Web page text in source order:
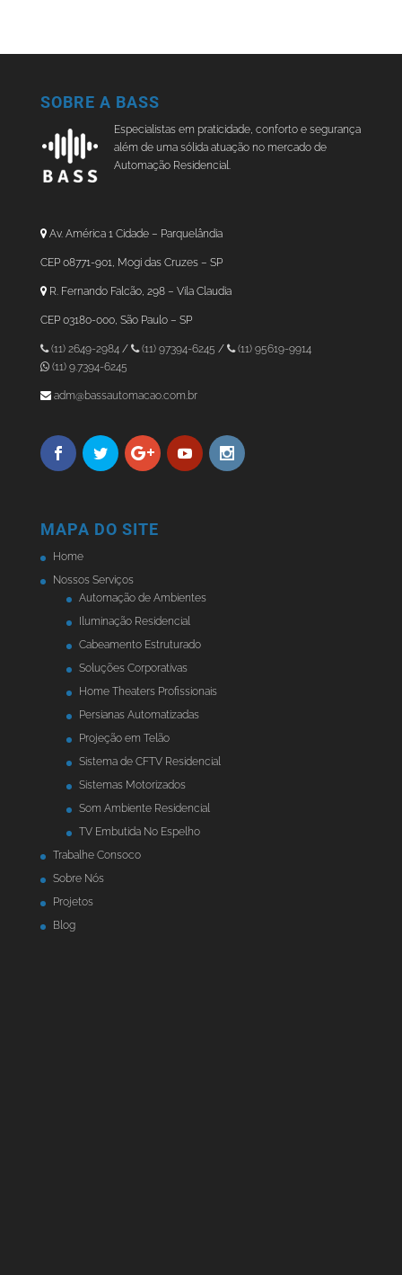
SOBRE A BASS
Especialistas em praticidade, conforto e segurança
além de uma sólida atuação no mercado de
Automação Residencial.
Av. América 1 Cidade – Parquelândia
CEP 08771-901, Mogi das Cruzes – SP
R. Fernando Falcão, 298 – Vila Claudia
CEP 03180-000, São Paulo – SP
(11) 2649-2984 / (11) 97394-6245 /
(11) 95619-9914
(11) 9.7394-6245
adm@bassautomacao.com.br
MAPA DO SITE
Home
Nossos Serviços
Automação de Ambientes
Iluminação Residencial
Cabeamento Estruturado
Soluções Corporativas
Home Theaters Profissionais
Persianas Automatizadas
Projeção em Telão
Sistema de CFTV Residencial
Sistemas Motorizados
Som Ambiente Residencial
TV Embutida No Espelho
Trabalhe Consoco
Sobre Nós
Projetos
Blog